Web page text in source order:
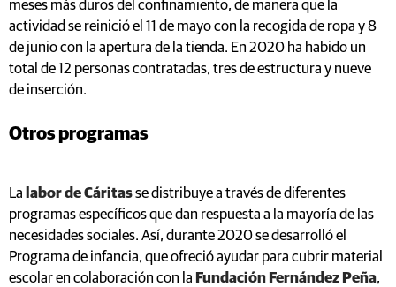
meses más duros del confinamiento, de manera que la
actividad se reinició el 11 de mayo con la recogida de ropa y 8
de junio con la apertura de la tienda. En 2020 ha habido un
total de 12 personas contratadas, tres de estructura y nueve
de inserción.
Otros programas
La labor de Cáritasse distribuye a través de diferentes
programas específicos que dan respuesta a la mayoría de las
necesidades sociales. Así, durante 2020 se desarrolló el
Programa de infancia, que ofreció ayudar para cubrir material
escolar en colaboración con la Fundación Fernández Peña,